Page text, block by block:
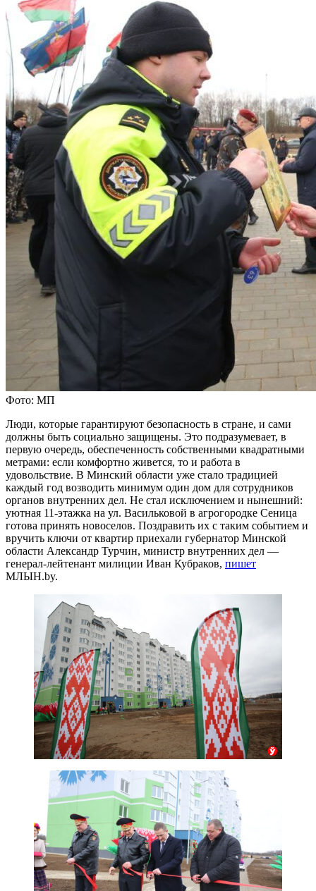
Фото: МП
Люди, которые гарантируют безопасность в стране, и сами
должны быть социально защищены. Это подразумевает, в
первую очередь, обеспеченность собственными квадратными
метрами: если комфортно живется, то и работа в
удовольствие. В Минский области уже стало традицией
каждый год возводить минимум один дом для сотрудников
органов внутренних дел. Не стал исключением и нынешний:
уютная 11-этажка на ул. Васильковой в агрогородке Сеница
готова принять новоселов. Поздравить их с таким событием и
вручить ключи от квартир приехали губернатор Минской
области Александр Турчин, министр внутренних дел —
генерал-лейтенант милиции Иван Кубраков, пишет
МЛЫН.by.